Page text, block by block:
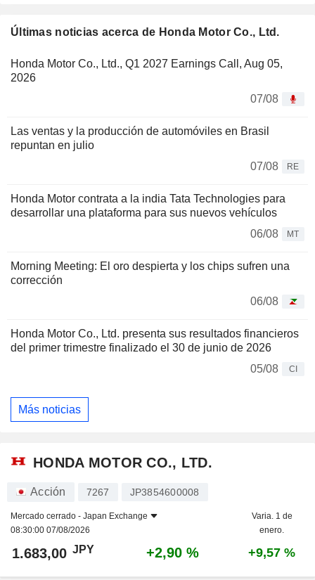
Últimas noticias acerca de Honda Motor Co., Ltd.
Honda Motor Co., Ltd., Q1 2027 Earnings Call, Aug 05,
2026
07/08
Las ventas y la producción de automóviles en Brasil
repuntan en julio
07/08
RE
Honda Motor contrata a la india Tata Technologies para
desarrollar una plataforma para sus nuevos vehículos
06/08
MT
Morning Meeting: El oro despierta y los chips sufren una
corrección
06/08
Honda Motor Co., Ltd. presenta sus resultados financieros
del primer trimestre finalizado el 30 de junio de 2026
05/08
CI
Más noticias
HONDA MOTOR CO., LTD.
Acción 7267 JP3854600008
Mercado cerrado - Japan Exchange
08:30:00 07/08/2026
Varia. 1 de
enero.
1.683,00 JPY +2,90 % +9,57 %